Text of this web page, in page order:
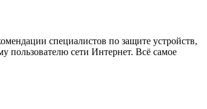
специалистов по защите устройств,
пользователю сети Интернет. Всё самое